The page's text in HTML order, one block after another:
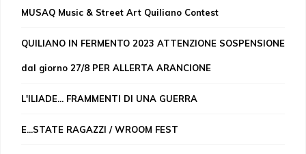
MUSAQ Music & Street Art Quiliano Contest
QUILIANO IN FERMENTO 2023 ATTENZIONE SOSPENSIONE
dal giorno 27/8 PER ALLERTA ARANCIONE
L'ILIADE... FRAMMENTI DI UNA GUERRA
E...STATE RAGAZZI / WROOM FEST